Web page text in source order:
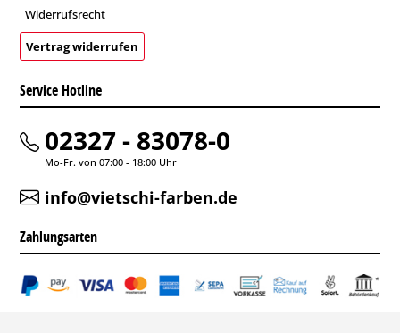
Widerrufsrecht
Vertrag widerrufen
Service Hotline
02327 - 83078-0
Mo-Fr. von 07:00 - 18:00 Uhr
info@vietschi-farben.de
Zahlungsarten